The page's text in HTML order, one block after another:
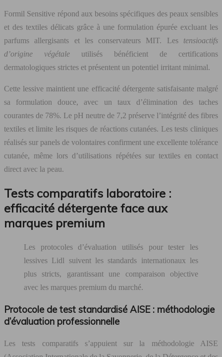
Formil Sensitive répond aux besoins spécifiques des peaux sensibles
et des textiles délicats grâce à une formulation épurée excluant les
parfums allergisants et les conservateurs MIT. Les tensioactifs
d’origine végétale utilisés bénéficient de certifications
dermatologiques strictes et présentent un potentiel irritant minimal.
Cette lessive maintient une efficacité détergente satisfaisante malgré
sa formulation douce, avec un taux d’élimination des taches
courantes de 78%. Le pH neutre de 7,2 préserve l’intégrité des fibres
textiles et limite les risques de réactions cutanées. Les tests cliniques
réalisés sur panels de volontaires confirment une excellente tolérance
cutanée, même lors d’utilisations répétées sur textiles en contact
direct avec la peau.
Tests comparatifs laboratoire :
efficacité détergente face aux
marques premium
Les protocoles d’évaluation utilisés pour tester les
lessives Lidl suivent les standards internationaux les
plus stricts, garantissant une comparaison objective
avec les marques premium du marché.
Protocole de test standardisé AISE : méthodologie
d’évaluation professionnelle
Les tests comparatifs s’appuient sur la méthodologie AISE